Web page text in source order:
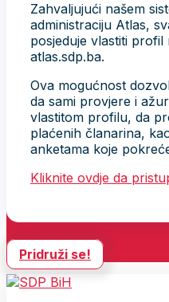
Zahvaljujući našem
administraciju Atlas,
posjeduje vlastiti profil
atlas.sdp.ba.
Ova mogućnost
da sami provjere i
vlastitom profilu, da
plaćenih članarina,
anketama koje
Kliknite ovdje da
Pridruži se!